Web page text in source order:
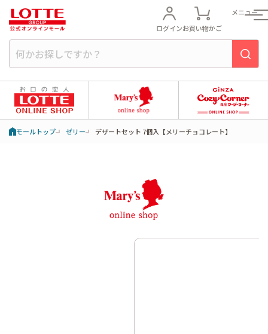
ログインお買い物かご
メニュー
モールトップ ゼリー デザートセット 7個入【メリーチョコレート】